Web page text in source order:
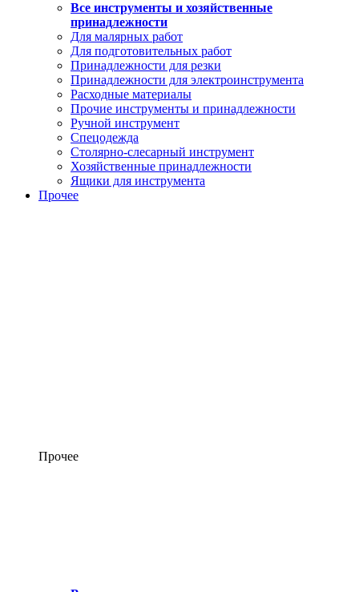
Все инструменты и хозяйственные
принадлежности
Для малярных работ
Для подготовительных работ
Принадлежности для резки
Принадлежности для электроинструмента
Расходные материалы
Прочие инструменты и принадлежности
Ручной инструмент
Спецодежда
Столярно-слесарный инструмент
Хозяйственные принадлежности
Ящики для инструмента
Прочее
Прочее